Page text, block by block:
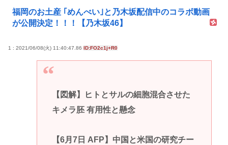
福岡のお土産 ｢めんべい｣と乃木坂配信中のコラボ動画
が公開決定！！！【乃木坂46】
1 : 2021/06/08(火) 11:40:47.86 ID:FO2c1j+R0
【図解】ヒトとサルの細胞混合させた
キメラ胚 有用性と懸念
【6月7日 AFP】中国と米国の研究チー